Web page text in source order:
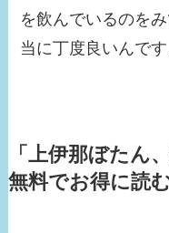
を飲んでいるのを
当に丁度良いんです
「上伊那ぼたん
無料でお得に読